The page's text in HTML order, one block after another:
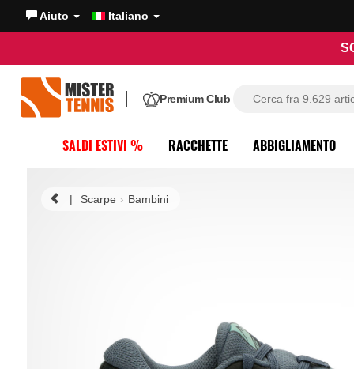
Aiuto Italiano
Premium Club
SALDI ESTIVI % RACCHETTE ABBIGLIAMENTO
| Scarpe Bambini